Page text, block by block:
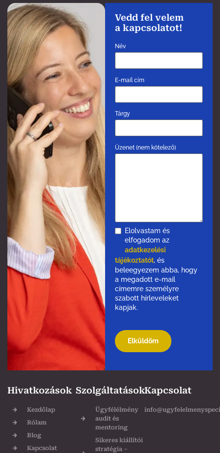
Vedd fel velem
a kapcsolatot!
Név
E-mail cím
Tárgy
Üzenet (nem kötelező)
Elolvastam és
elfogadom az
adatkezelési
tájékoztatót, és
beleegyezem abba, hogy
a megadott e-mail
címemre személyre
szabott hírleveleket
kapjak.
leave
this
field
empty.
Hivatkozások
Kezdőlap
Rólam
Blog
Kapcsolat
Szolgáltatások
Ügyfélélmény
audit és
mentoring
Sikeres kiállítói
stratégia –
Kapcsolat